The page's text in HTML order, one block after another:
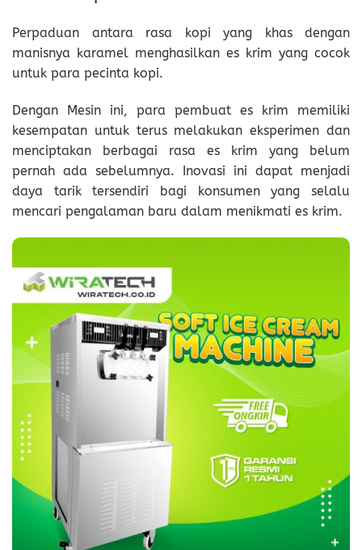
Perpaduan antara rasa kopi yang khas dengan
manisnya karamel menghasilkan es krim yang cocok
untuk para pecinta kopi.
Dengan Mesin ini, para pembuat es krim memiliki
kesempatan untuk terus melakukan eksperimen dan
menciptakan berbagai rasa es krim yang belum
pernah ada sebelumnya. Inovasi ini dapat menjadi
daya tarik tersendiri bagi konsumen yang selalu
mencari pengalaman baru dalam menikmati es krim.